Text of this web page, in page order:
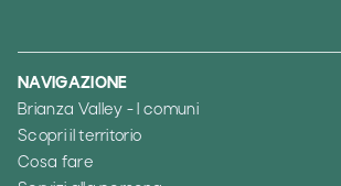
NAVIGAZIONE
Brianza Valley - I comuni
Scopri il territorio
Cosa fare